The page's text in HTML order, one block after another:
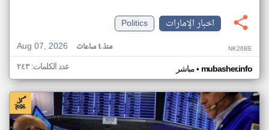
اخبار الإمارات
Politics
Aug 07, 2026
منذ ٤ ساعات NK26BE
مباشر• mubasher.info عدد الكلمات: ٢٤٣